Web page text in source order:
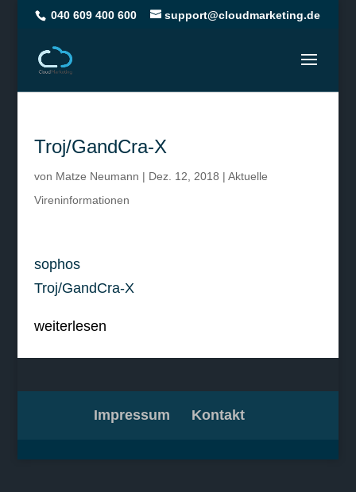
040 609 400 600 support@cloudmarketing.de
Troj/GandCra-X
von Matze Neumann | Dez. 12, 2018 | Aktuelle
Vireninformationen
sophos
Troj/GandCra-X
weiterlesen
Impressum Kontakt